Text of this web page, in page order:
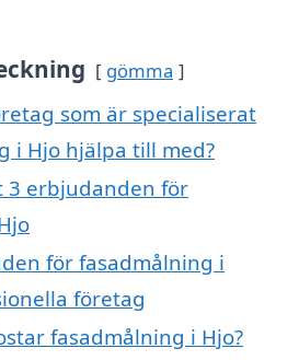
gömma
som är specialiserat
i Hjo hjälpa till med?
3 erbjudanden för
för fasadmålning i
företag
fasadmålning i Hjo?